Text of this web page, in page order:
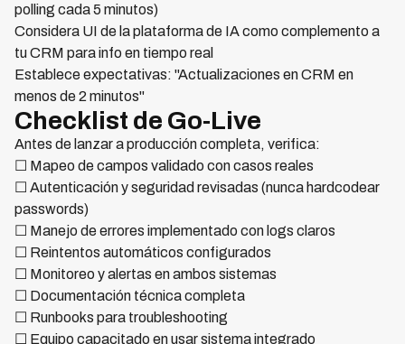
polling cada 5 minutos)
Considera UI de la plataforma de IA como complemento a
tu CRM para info en tiempo real
Establece expectativas: "Actualizaciones en CRM en
menos de 2 minutos"
Checklist de Go-Live
Antes de lanzar a producción completa, verifica:
☐ Mapeo de campos validado con casos reales
☐ Autenticación y seguridad revisadas (nunca hardcodear
passwords)
☐ Manejo de errores implementado con logs claros
☐ Reintentos automáticos configurados
☐ Monitoreo y alertas en ambos sistemas
☐ Documentación técnica completa
☐ Runbooks para troubleshooting
☐ Equipo capacitado en usar sistema integrado